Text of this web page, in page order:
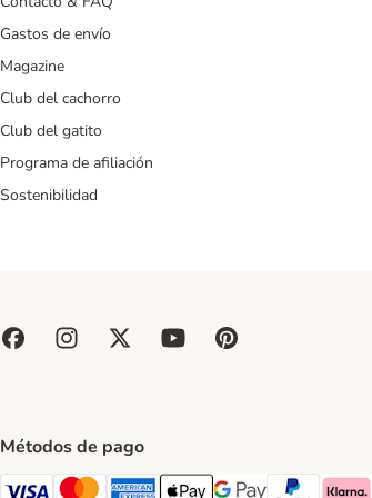
Gastos de envío
Magazine
Club del cachorro
Club del gatito
Programa de afiliación
Sostenibilidad
Métodos de pago